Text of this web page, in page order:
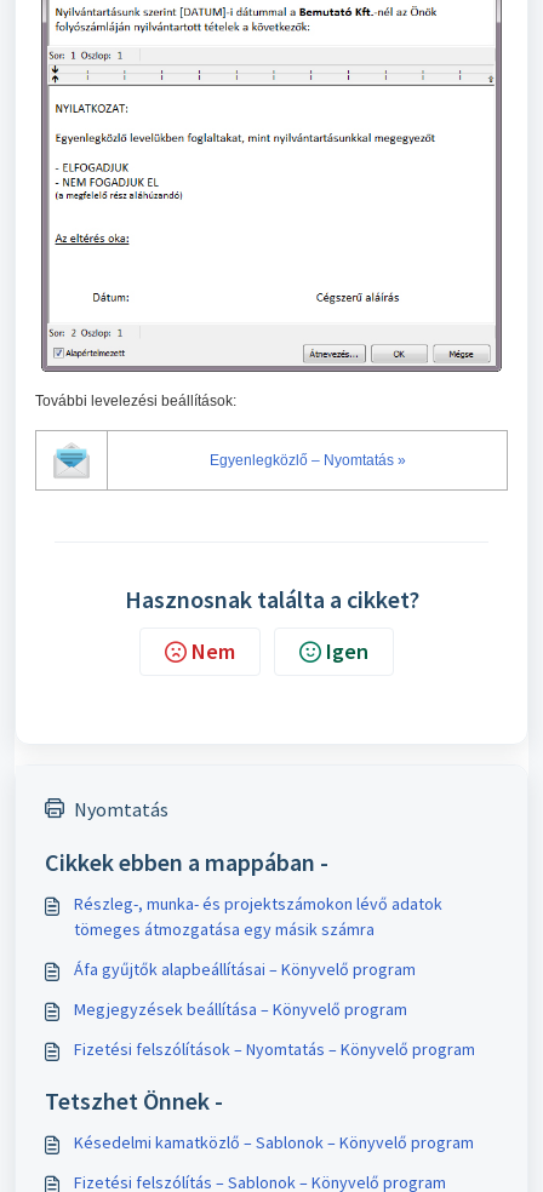
További levelezési beállítások:
Egyenlegközlő – Nyomtatás »
Hasznosnak találta a cikket?
Nem Igen
Nyomtatás
Cikkek ebben a mappában -
Részleg-, munka- és projektszámokon lévő adatok
tömeges átmozgatása egy másik számra
Áfa gyűjtők alapbeállításai – Könyvelő program
Megjegyzések beállítása – Könyvelő program
Fizetési felszólítások – Nyomtatás – Könyvelő program
Tetszhet Önnek -
Késedelmi kamatközlő – Sablonok – Könyvelő program
Fizetési felszólítás – Sablonok – Könyvelő program